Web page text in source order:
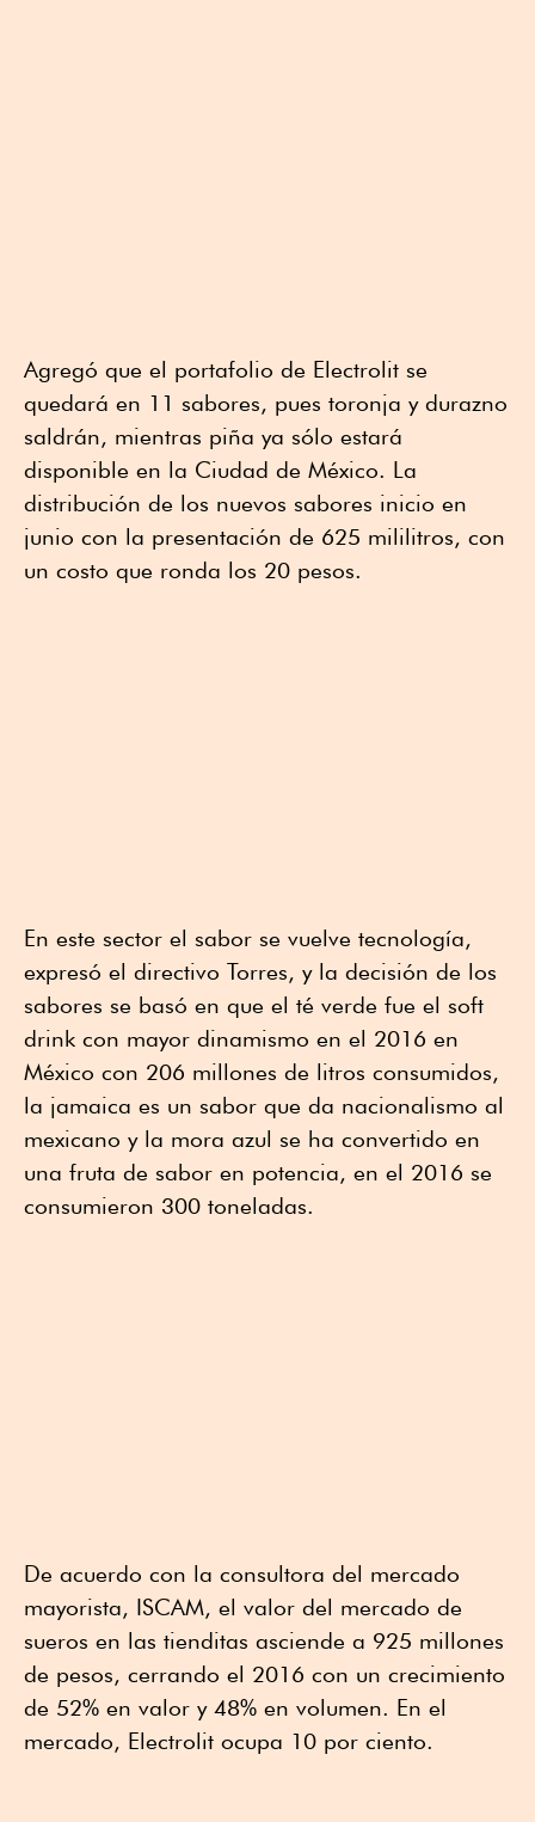
Agregó que el portafolio de Electrolit se
quedará en 11 sabores, pues toronja y durazno
saldrán, mientras piña ya sólo estará
disponible en la Ciudad de México. La
distribución de los nuevos sabores inicio en
junio con la presentación de 625 mililitros, con
un costo que ronda los 20 pesos.
En este sector el sabor se vuelve tecnología,
expresó el directivo Torres, y la decisión de los
sabores se basó en que el té verde fue el soft
drink con mayor dinamismo en el 2016 en
México con 206 millones de litros consumidos,
la jamaica es un sabor que da nacionalismo al
mexicano y la mora azul se ha convertido en
una fruta de sabor en potencia, en el 2016 se
consumieron 300 toneladas.
De acuerdo con la consultora del mercado
mayorista, ISCAM, el valor del mercado de
sueros en las tienditas asciende a 925 millones
de pesos, cerrando el 2016 con un crecimiento
de 52% en valor y 48% en volumen. En el
mercado, Electrolit ocupa 10 por ciento.